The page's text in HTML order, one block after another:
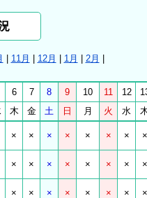
11月 12月 1月 2月
6 7 8 9 10 11 12
木 金 土 日 月 火 水
× × × × × × × ×
× × × × × × × ×
× × × × × × × ×